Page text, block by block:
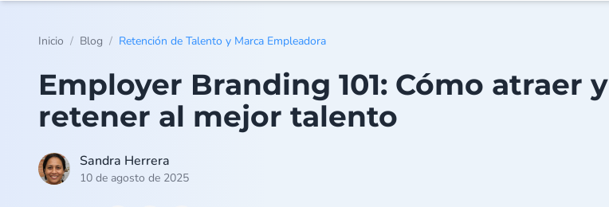
Inicio / Blog / Retención de Talento y Marca Empleadora
Employer Branding 101: Cómo atraer y
retener al mejor talento
Sandra Herrera
10 de agosto de 2025